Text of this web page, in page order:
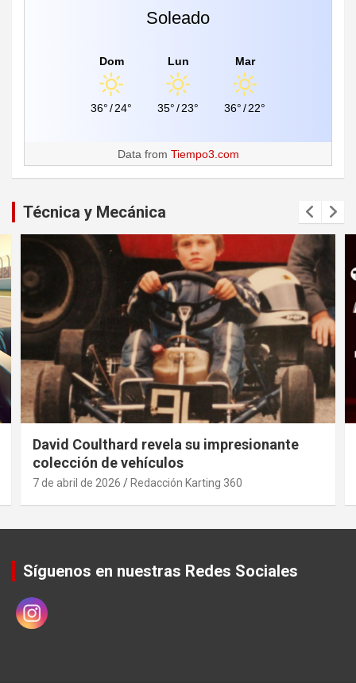
Soleado
Dom
36°/24°
Lun
35°/23°
Mar
36°/22°
Data from Tiempo3.com
Técnica y Mecánica
David Coulthard revela su impresionante
colección de vehículos
7 de abril de 2026 Redacción Karting 360
Síguenos en nuestras Redes Sociales